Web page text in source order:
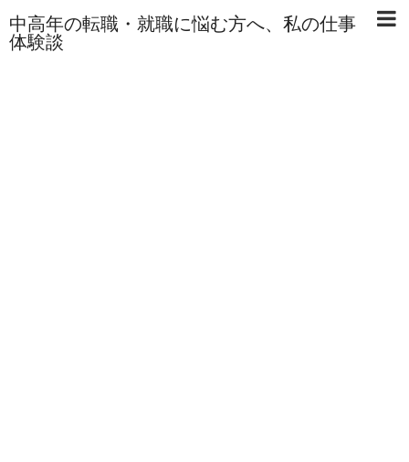
中高年の転職・就職に悩む方へ、私の仕事
体験談